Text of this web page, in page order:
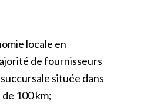
locale en
de fournisseurs
située dans
100 km;